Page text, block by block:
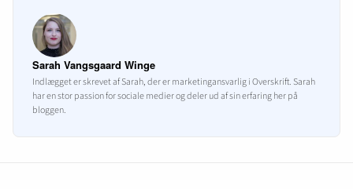
Sarah Vangsgaard Winge
Indlægget er skrevet af Sarah, der er marketingansvarlig i Overskrift. Sarah
har en stor passion for sociale medier og deler ud af sin erfaring her på
bloggen.